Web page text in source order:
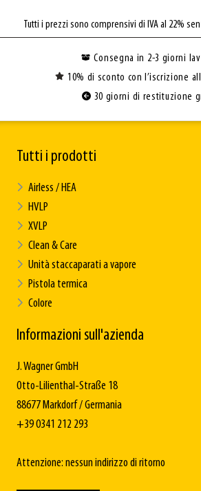
Tutti i prezzi sono comprensivi di IVA al 22%
Consegna in 2-3 giorni
10% di sconto con l’iscrizione
30 giorni di restituzione
Tutti i prodotti
Airless / HEA
HVLP
XVLP
Clean & Care
Unità staccaparati a vapore
Pistola termica
Colore
Informazioni sull'azienda
J. Wagner GmbH
Otto-Lilienthal-Straße 18
88677 Markdorf / Germania
+39 0341 212 293
Attenzione: nessun indirizzo di ritorno